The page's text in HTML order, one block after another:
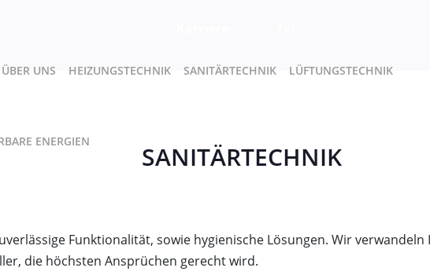
ÜBER UNS HEIZUNGSTECHNIK SANITÄRTECHNIK LÜFTUNGSTECHNIK
ENERGIEN SANITÄRTECHNIK
Funktionalität, sowie hygienische Lösungen. Wir
die höchsten Ansprüchen gerecht wird.